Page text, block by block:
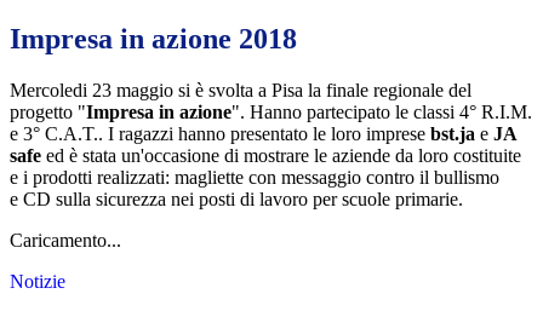
Impresa in azione 2018
Mercoledi 23 maggio si è svolta a Pisa la finale regionale del
progetto "Impresa in azione". Hanno partecipato le classi 4° R.I.M.
e 3° C.A.T.. I ragazzi hanno presentato le loro imprese bst.ja e JA
safe ed è stata un'occasione di mostrare le aziende da loro costituite
e i prodotti realizzati: magliette con messaggio contro il bullismo
e CD sulla sicurezza nei posti di lavoro per scuole primarie.
Caricamento...
Notizie